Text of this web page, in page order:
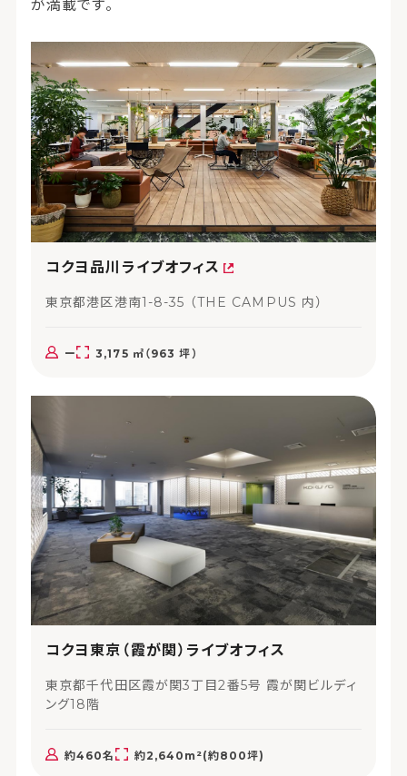
が満載です。
コクヨ品川ライブオフィス
東京都港区港南1-8-35 （THE CAMPUS 内）
ー 3,175 ㎡（963 坪）
コクヨ東京（霞が関）ライブオフィス
東京都千代田区霞が関3丁目2番5号 霞が関ビルディ
ング18階
約460名 約2,640m²(約800坪)